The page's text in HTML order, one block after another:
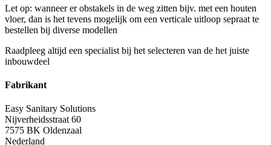
Let op: wanneer er obstakels in de weg zitten bijv. met een houten
vloer, dan is het tevens mogelijk om een verticale uitloop sepraat te
bestellen bij diverse modellen
Raadpleeg altijd een specialist bij het selecteren van de het juiste
inbouwdeel
Fabrikant
Easy Sanitary Solutions
Nijverheidsstraat 60
7575 BK Oldenzaal
Nederland